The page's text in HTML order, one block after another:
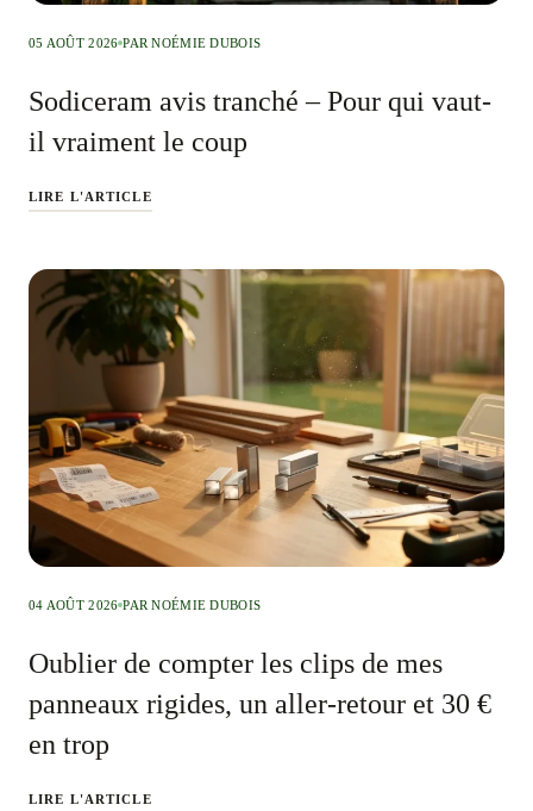
05 AOÛT 2026 PAR NOÉMIE DUBOIS
Sodiceram avis tranché – Pour qui vaut-
il vraiment le coup
LIRE L'ARTICLE
04 AOÛT 2026 PAR NOÉMIE DUBOIS
Oublier de compter les clips de mes
panneaux rigides, un aller-retour et 30 €
en trop
LIRE L'ARTICLE